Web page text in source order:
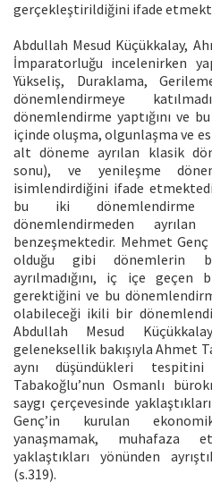
gerçekleştirildiğini ifade
Abdullah Mesud Küçükkalay,
İmparatorluğu incelenirken
Yükseliş, Duraklama,
dönemlendirmeye
dönemlendirme yaptığını ve
içinde oluşma, olgunlaşma ve
alt döneme ayrılan klasik
sonu), ve yenileşme
isimlendirdiğini ifade
bu iki
dönemlendirmeden
benzeşmektedir. Mehmet
olduğu gibi dönemlerin
ayrılmadığını, iç içe geçen
gerektiğini ve bu
olabileceği ikili bir
Abdullah Mesud
geleneksellik bakışıyla Ahmet
aynı düşündükleri
Tabakoğlu’nun Osmanlı
saygı çerçevesinde
Genç’in kurulan
yanaşmamak, muhafaza
yaklaştıkları yönünden
(s.319).